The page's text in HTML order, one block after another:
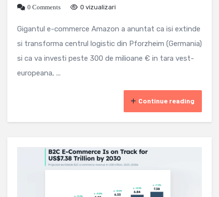
0 Comments
0 vizualizari
Gigantul e-commerce Amazon a anuntat ca isi extinde
si transforma centrul logistic din Pforzheim (Germania)
si ca va investi peste 300 de milioane € in tara vest-
europeana, ...
Continue reading